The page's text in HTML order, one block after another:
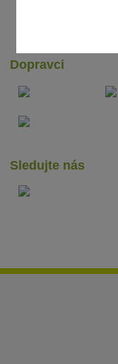
Dopravci
Sledujte nás